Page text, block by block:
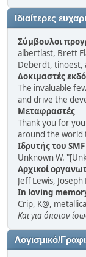
Ιδιαίτερες
Σύμβουλοι
albertlast, Brett
Deberdt, tinoest,
Δοκιμαστές
The invaluable
and drive the
Μεταφραστές
Thank you for
around the world
Ιδρυτής του SMF
Unknown W.
Αρχικοί
Jeff Lewis,
In loving
Crip, K@,
Και για όποιον
Λογισμικό/